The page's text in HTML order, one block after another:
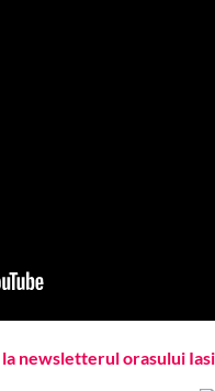
newsletterul orasului Iasi